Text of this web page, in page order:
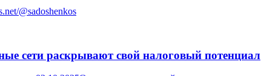
@sadoshenkos
сети раскрывают свой налоговый потенциал